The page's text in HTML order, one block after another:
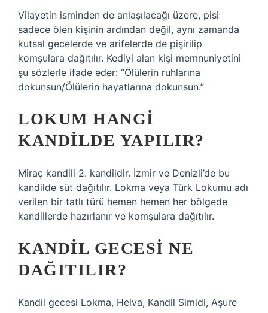
Vilayetin isminden de anlaşılacağı üzere, pisi
sadece ölen kişinin ardından değil, aynı zamanda
kutsal gecelerde ve arifelerde de pişirilip
komşulara dağıtılır. Kediyi alan kişi memnuniyetini
şu sözlerle ifade eder: “Ölülerin ruhlarına
dokunsun/Ölülerin hayatlarına dokunsun.”
LOKUM HANGI
KANDILDE YAPILIR?
Miraç kandili 2. kandildir. İzmir ve Denizli’de bu
kandilde süt dağıtılır. Lokma veya Türk Lokumu adı
verilen bir tatlı türü hemen hemen her bölgede
kandillerde hazırlanır ve komşulara dağıtılır.
KANDIL GECESI NE
DAĞITILIR?
Kandil gecesi Lokma, Helva, Kandil Simidi, Aşure